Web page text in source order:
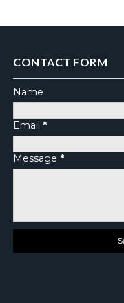
CONTACT FORM
Name
Email *
Message *